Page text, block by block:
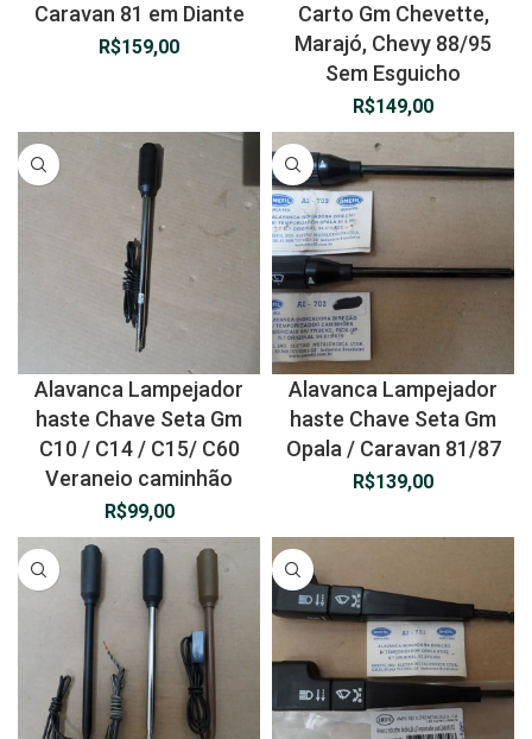
Caravan 81 em Diante
R$159,00
Carto Gm Chevette,
Marajó, Chevy 88/95
Sem Esguicho
R$149,00
Alavanca Lampejador
haste Chave Seta Gm
C10 / C14 / C15/ C60
Veraneio caminhão
R$99,00
Alavanca Lampejador
haste Chave Seta Gm
Opala / Caravan 81/87
R$139,00